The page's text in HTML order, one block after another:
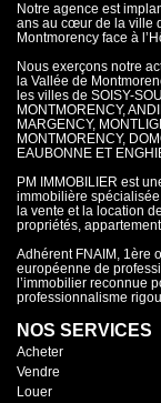
Notre agence est
ans au cœur de la ville
Montmorency face à
Nous exerçons notre
la Vallée de
les villes de SOISY-
MONTMORENCY,
MARGENCY,
MONTMORENCY,
EAUBONNE ET
PM IMMOBILIER est
immobilière spécialisée
la vente et la location
propriétés,
Adhérent FNAIM, 1ère
européenne de
l’immobilier reconnue
professionnalisme
NOS SERVICES
Acheter
Vendre
Louer